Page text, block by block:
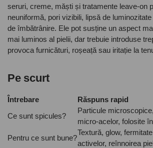
seruri, creme, măști și tratamente leave-on
neuniformă, pori vizibili, lipsă de
de îmbătrânire. Ele pot susține un aspect
mai luminos al pielii, dar trebuie introduse
provoca furnicături, roșeață sau iritație la
Pe scurt
Întrebare
Răspuns rapid
Ce sunt spicules?
Particule
micro-acelor, folosite
Pentru ce sunt bune?
Textură, glow,
activelor, reînnoirea